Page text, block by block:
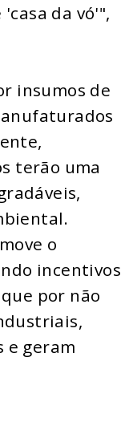
da vó'",
insumos de
terão uma
o
incentivos
por não
e geram